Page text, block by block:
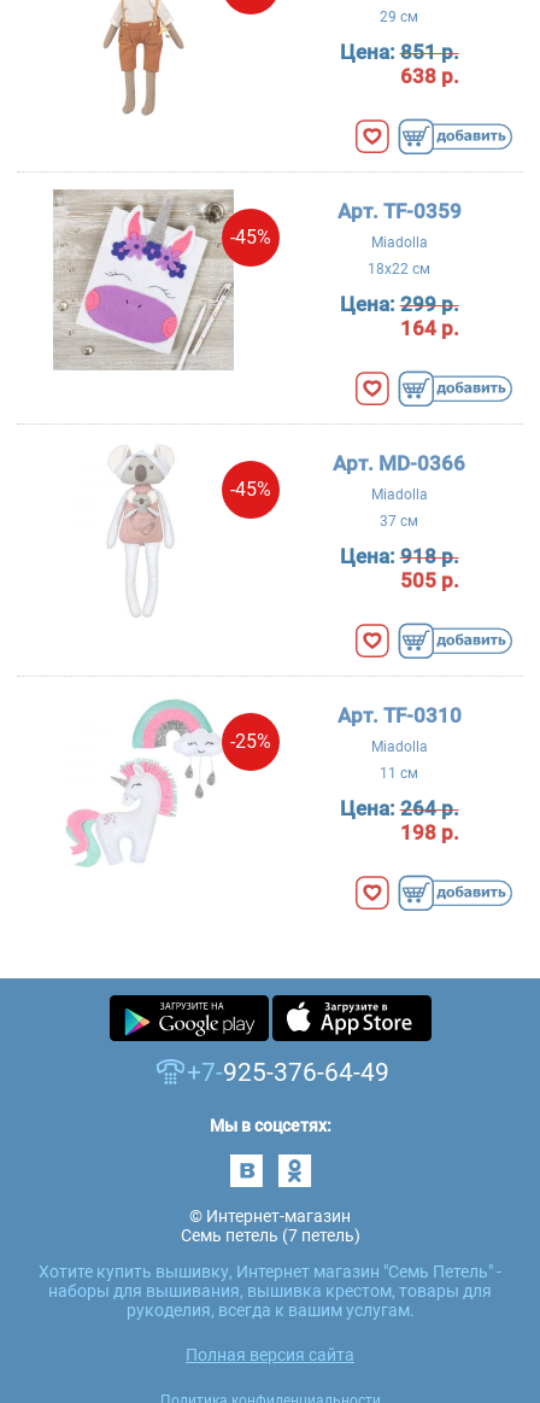
29 см
Цена:851 р.
638 р.
-45%
Арт. TF-0359
Miadolla
18x22 см
Цена:299 р.
164 р.
-45%
Арт. MD-0366
Miadolla
37 см
Цена:918 р.
505 р.
-25%
Арт. TF-0310
Miadolla
11 см
Цена:264 р.
198 р.
+7-925-376-64-49
Мы в соцсетях:
© Интернет-магазин
Семь петель (7 петель)
Хотите купить вышивку, Интернет магазин "Семь Петель" -
наборы для вышивания, вышивка крестом, товары для
рукоделия, всегда к вашим услугам.
Полная версия сайта